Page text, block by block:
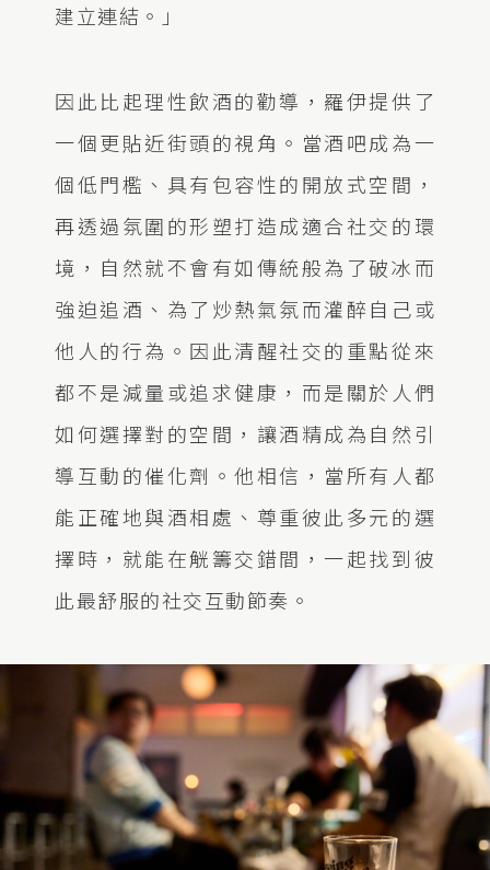
建立連結。」
因此比起理性飲酒的勸導，羅伊提供了
一個更貼近街頭的視角。當酒吧成為一
個低門檻、具有包容性的開放式空間，
再透過氛圍的形塑打造成適合社交的環
境，自然就不會有如傳統般為了破冰而
強迫追酒、為了炒熱氣氛而灌醉自己或
他人的行為。因此清醒社交的重點從來
都不是減量或追求健康，而是關於人們
如何選擇對的空間，讓酒精成為自然引
導互動的催化劑。他相信，當所有人都
能正確地與酒相處、尊重彼此多元的選
擇時，就能在觥籌交錯間，一起找到彼
此最舒服的社交互動節奏。